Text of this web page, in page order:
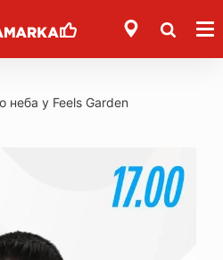
неба у Feels Garden